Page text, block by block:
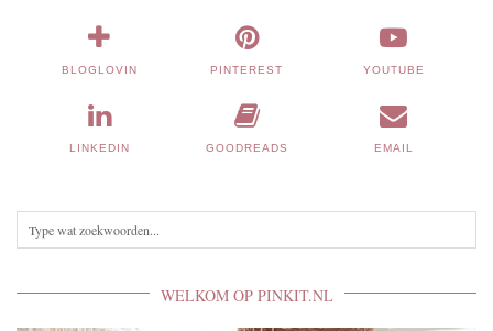
BLOGLOVIN PINTEREST YOUTUBE
LINKEDIN GOODREADS EMAIL
WELKOM OP PINKIT.NL